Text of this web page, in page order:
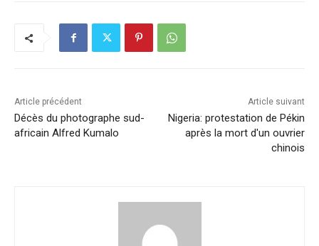
k
dI
n
A
p
Li
n
Article précédent
Décès du photographe sud-
africain Alfred Kumalo
Article suivant
Nigeria: protestation de Pékin
après la mort d'un ouvrier
chinois